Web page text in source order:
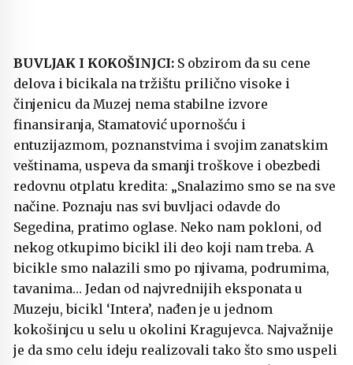
BUVLJAK I KOKOŠINJCI: S obzirom da su cene
delova i bicikala na tržištu prilično visoke i
činjenicu da Muzej nema stabilne izvore
finansiranja, Stamatović upornošću i
entuzijazmom, poznanstvima i svojim zanatskim
veštinama, uspeva da smanji troškove i obezbedi
redovnu otplatu kredita: „Snalazimo smo se na sve
načine. Poznaju nas svi buvljaci odavde do
Segedina, pratimo oglase. Neko nam pokloni, od
nekog otkupimo bicikl ili deo koji nam treba. A
bicikle smo nalazili smo po njivama, podrumima,
tavanima… Jedan od najvrednijih eksponata u
Muzeju, bicikl ‘Intera’, nađen je u jednom
kokošinjcu u selu u okolini Kragujevca. Najvažnije
je da smo celu ideju realizovali tako što smo uspeli